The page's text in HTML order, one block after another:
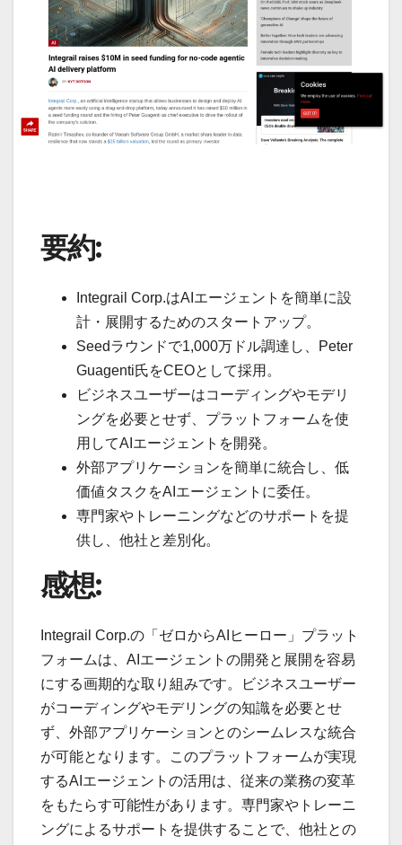
要約:
Integrail Corp.はAIエージェントを簡単に設
計・展開するためのスタートアップ。
Seedラウンドで1,000万ドル調達し、Peter
Guagenti氏をCEOとして採用。
ビジネスユーザーはコーディングやモデリ
ングを必要とせず、プラットフォームを使
用してAIエージェントを開発。
外部アプリケーションを簡単に統合し、低
価値タスクをAIエージェントに委任。
専門家やトレーニングなどのサポートを提
供し、他社と差別化。
感想:
Integrail Corp.の「ゼロからAIヒーロー」プラット
フォームは、AIエージェントの開発と展開を容易
にする画期的な取り組みです。ビジネスユーザー
がコーディングやモデリングの知識を必要とせ
ず、外部アプリケーションとのシームレスな統合
が可能となります。このプラットフォームが実現
するAIエージェントの活用は、従来の業務の変革
をもたらす可能性があります。専門家やトレーニ
ングによるサポートを提供することで、他社との